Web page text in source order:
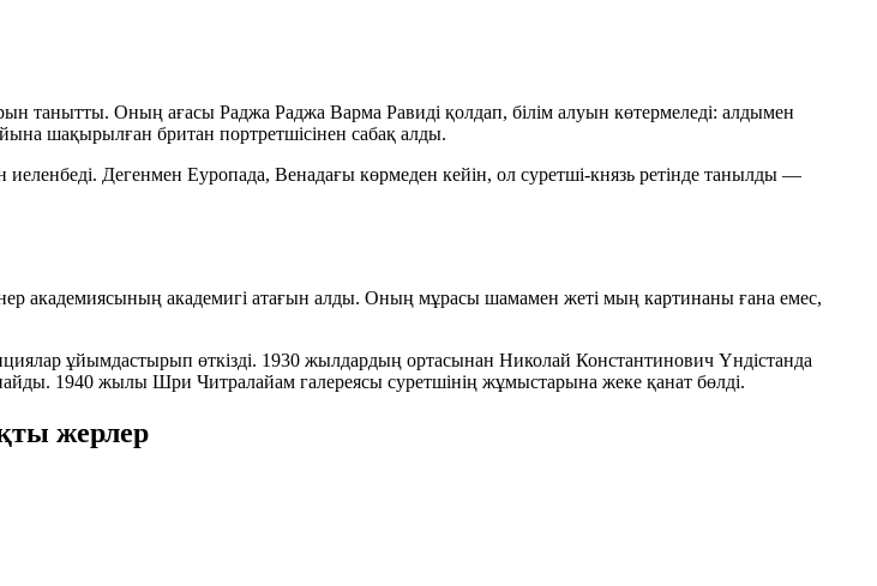
танытты. Оның ағасы Раджа Раджа Варма Равиді қолдап, білім алуын көтермеледі: алдымен
шақырылған британ портретшісінен сабақ алды.
Дегенмен Еуропада, Венадағы көрмеден кейін, ол суретші-князь ретінде танылды —
академиясының академигі атағын алды. Оның мұрасы шамамен жеті мың картинаны ғана емес,
ұйымдастырып өткізді. 1930 жылдардың ортасынан Николай Константинович Үндістанда
1940 жылы Шри Читралайам галереясы суретшінің жұмыстарына жеке қанат бөлді.
жерлер